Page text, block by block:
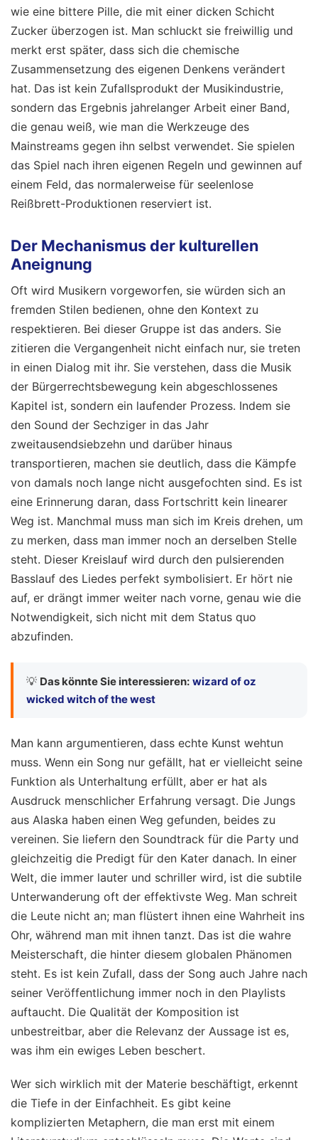
wie eine bittere Pille, die mit einer dicken Schicht
Zucker überzogen ist. Man schluckt sie freiwillig und
merkt erst später, dass sich die chemische
Zusammensetzung des eigenen Denkens verändert
hat. Das ist kein Zufallsprodukt der Musikindustrie,
sondern das Ergebnis jahrelanger Arbeit einer Band,
die genau weiß, wie man die Werkzeuge des
Mainstreams gegen ihn selbst verwendet. Sie spielen
das Spiel nach ihren eigenen Regeln und gewinnen auf
einem Feld, das normalerweise für seelenlose
Reißbrett-Produktionen reserviert ist.
Der Mechanismus der kulturellen
Aneignung
Oft wird Musikern vorgeworfen, sie würden sich an
fremden Stilen bedienen, ohne den Kontext zu
respektieren. Bei dieser Gruppe ist das anders. Sie
zitieren die Vergangenheit nicht einfach nur, sie treten
in einen Dialog mit ihr. Sie verstehen, dass die Musik
der Bürgerrechtsbewegung kein abgeschlossenes
Kapitel ist, sondern ein laufender Prozess. Indem sie
den Sound der Sechziger in das Jahr
zweitausendsiebzehn und darüber hinaus
transportieren, machen sie deutlich, dass die Kämpfe
von damals noch lange nicht ausgefochten sind. Es ist
eine Erinnerung daran, dass Fortschritt kein linearer
Weg ist. Manchmal muss man sich im Kreis drehen, um
zu merken, dass man immer noch an derselben Stelle
steht. Dieser Kreislauf wird durch den pulsierenden
Basslauf des Liedes perfekt symbolisiert. Er hört nie
auf, er drängt immer weiter nach vorne, genau wie die
Notwendigkeit, sich nicht mit dem Status quo
abzufinden.
💡 Das könnte Sie interessieren: wizard of oz
wicked witch of the west
Man kann argumentieren, dass echte Kunst wehtun
muss. Wenn ein Song nur gefällt, hat er vielleicht seine
Funktion als Unterhaltung erfüllt, aber er hat als
Ausdruck menschlicher Erfahrung versagt. Die Jungs
aus Alaska haben einen Weg gefunden, beides zu
vereinen. Sie liefern den Soundtrack für die Party und
gleichzeitig die Predigt für den Kater danach. In einer
Welt, die immer lauter und schriller wird, ist die subtile
Unterwanderung oft der effektivste Weg. Man schreit
die Leute nicht an; man flüstert ihnen eine Wahrheit ins
Ohr, während man mit ihnen tanzt. Das ist die wahre
Meisterschaft, die hinter diesem globalen Phänomen
steht. Es ist kein Zufall, dass der Song auch Jahre nach
seiner Veröffentlichung immer noch in den Playlists
auftaucht. Die Qualität der Komposition ist
unbestreitbar, aber die Relevanz der Aussage ist es,
was ihm ein ewiges Leben beschert.
Wer sich wirklich mit der Materie beschäftigt, erkennt
die Tiefe in der Einfachheit. Es gibt keine
komplizierten Metaphern, die man erst mit einem